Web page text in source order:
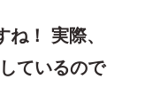
！ 実際、
ているので